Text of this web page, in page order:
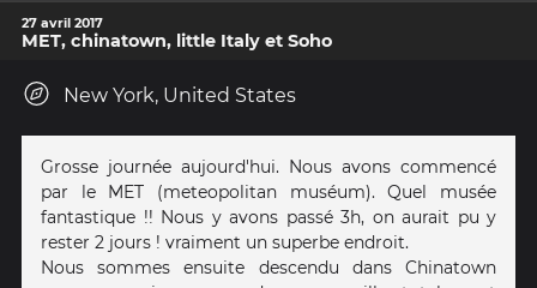
27 avril 2017
MET, chinatown, little Italy et Soho
New York, United States
Grosse journée aujourd'hui. Nous avons commencé
par le MET (meteopolitan muséum). Quel musée
fantastique !! Nous y avons passé 3h, on aurait pu y
rester 2 jours ! vraiment un superbe endroit.
Nous sommes ensuite descendu dans Chinatown